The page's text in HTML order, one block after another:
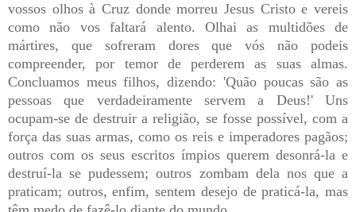
vossos olhos à Cruz donde morreu Jesus Cristo e vereis
como não vos faltará alento. Olhai as multidões de
mártires, que sofreram dores que vós não podeis
compreender, por temor de perderem as suas almas.
Concluamos meus filhos, dizendo: 'Quão poucas são as
pessoas que verdadeiramente servem a Deus!' Uns
ocupam-se de destruir a religião, se fosse possível, com a
força das suas armas, como os reis e imperadores pagãos;
outros com os seus escritos ímpios querem desonrá-la e
destruí-la se pudessem; outros zombam dela nos que a
praticam; outros, enfim, sentem desejo de praticá-la, mas